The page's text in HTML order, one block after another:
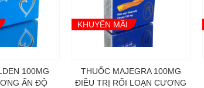
100MG
ẤN ĐỘ
KHUYẾN MÃI
THUỐC MAJEGRA 100MG
ĐIỀU TRỊ RỐI LOẠN CƯƠNG